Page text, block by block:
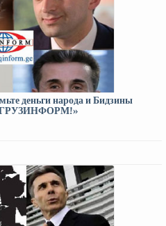
деньги народа и Бидзины
ГРУЗИНФОРМ!»